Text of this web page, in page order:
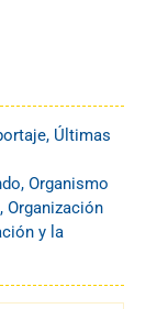
, Últimas
, Organismo
, Organización
y la